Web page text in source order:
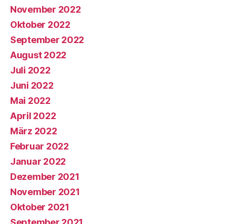
November 2022
Oktober 2022
September 2022
August 2022
Juli 2022
Juni 2022
Mai 2022
April 2022
März 2022
Februar 2022
Januar 2022
Dezember 2021
November 2021
Oktober 2021